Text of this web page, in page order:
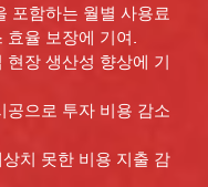
포함하는 월별 사용료
율 보장에 기여.
현장 생산성 향상에 기
공으로 투자 비용 감소
치 못한 비용 지출 감